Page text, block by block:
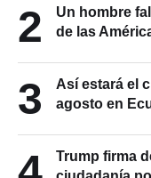
2
Un hombre
de las
3
Así estará el
agosto en
Trump firma